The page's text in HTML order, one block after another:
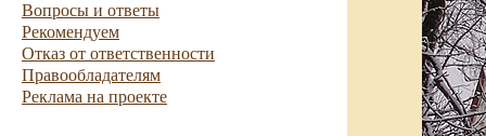
Вопросы и ответы
Рекомендуем
Отказ от ответственности
Правообладателям
Реклама на проекте